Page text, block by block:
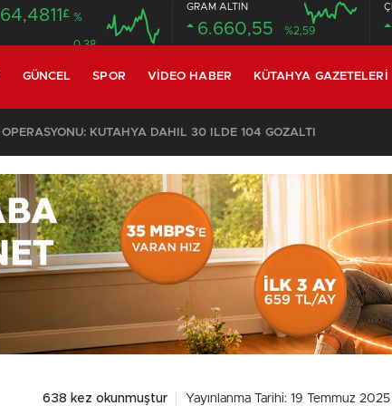
64,4811 £ %
0.38
GRAM ALTIN
6.660,55 %2,59
GÜNCEL SPOR VIDEO HABER KÜTAHYA GAZETELERI
/
638 kez okunmuştur Yayınlanma Tarihi: 19 Temmuz 2025